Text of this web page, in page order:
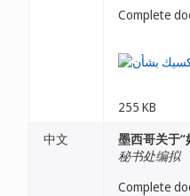
Complete
255 KB
中文
墨西哥关于
秘书处编拟
Complete